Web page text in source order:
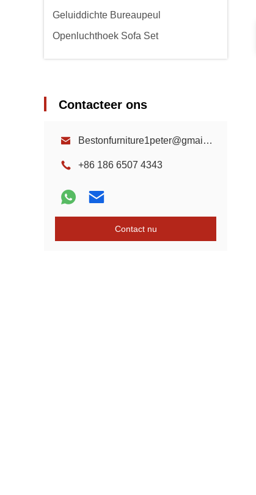
Geluiddichte Bureaupeul
Openluchthoek Sofa Set
Contacteer ons
Bestonfurniture1peter@gmail.com
+86 186 6507 4343
Contact nu